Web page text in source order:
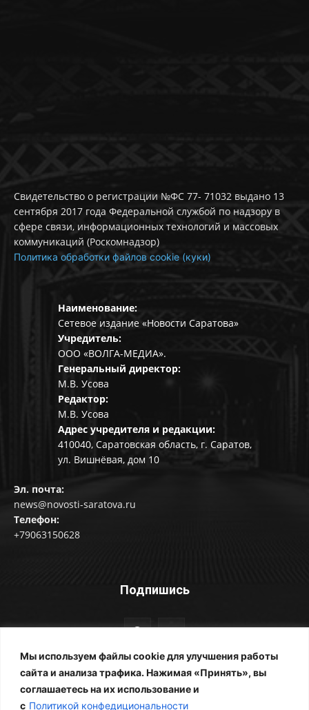
Мы используем файлы cookie для улучшения работы
сайта и анализа трафика. Нажимая «Принять», вы
соглашаетесь на их использование и
с Политикой конфедициональности
Свидетельство о регистрации №ФС 77- 71032 выдано 13
сентября 2017 года Федеральной службой по надзору в
сфере связи, информационных технологий и массовых
коммуникаций (Роскомнадзор)
Политика обработки файлов cookie (куки)
Наименование:
Сетевое издание «Новости Саратова»
Учредитель:
ООО «ВОЛГА-МЕДИА».
Генеральный директор:
М.В. Усова
Редактор:
М.В. Усова
Адрес учредителя и редакции:
410040, Саратовская область, г. Саратов,
ул. Вишнёвая, дом 10
Эл. почта:
news@novosti-saratova.ru
Телефон:
+79063150628
Подпишись
© Новости Саратова 2014-2025